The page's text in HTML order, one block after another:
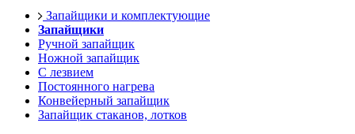
Запайщики и комплектующие
Запайщики
Ручной запайщик
Ножной запайщик
С лезвием
Постоянного нагрева
Конвейерный запайщик
Запайщик стаканов, лотков